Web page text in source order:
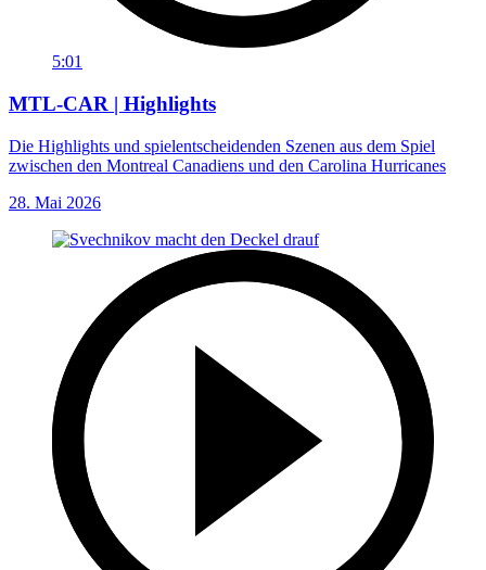
5:01
MTL-CAR | Highlights
Die Highlights und spielentscheidenden Szenen aus dem Spiel
zwischen den Montreal Canadiens und den Carolina Hurricanes
28. Mai 2026